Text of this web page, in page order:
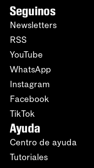
Seguinos
Newsletters
RSS
YouTube
WhatsApp
Instagram
Facebook
TikTok
Ayuda
Centro de ayuda
Tutoriales